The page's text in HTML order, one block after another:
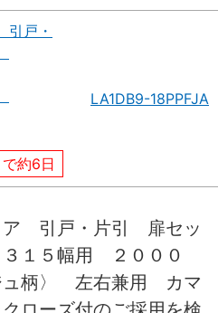
戸・
約6日
LA1DB9-18PPFJA
ア 引戸・片引 扉セッ
１５幅用 ２０００
ュ柄〉 左右兼用 カマ